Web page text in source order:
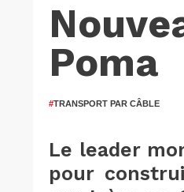
Poma
#TRANSPORT PAR CÂBLE
Le leader
pour